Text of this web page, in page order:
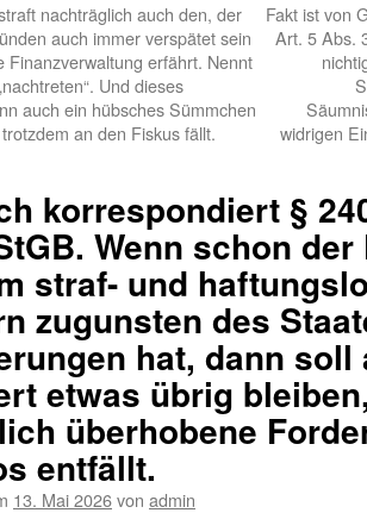
nachträglich auch den, der
auch immer verspätet sein
Finanzverwaltung erfährt. Nennt
Und dieses
auch ein hübsches Sümmchen
an den Fiskus fällt.
Fakt ist von
Art. 5 Abs.
widrigen
korrespondiert §
Wenn schon
straf- und
zugunsten des
hat, dann soll
etwas übrig
überhobene
entfällt.
13. Mai 2026von admin